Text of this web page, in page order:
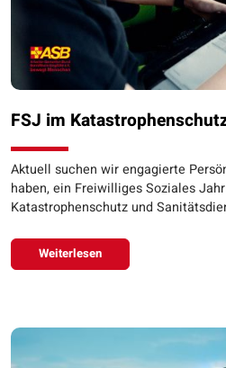
FSJ im
Aktuell suchen wir engagierte
haben, ein Freiwilliges Soziales
Katastrophenschutz und
Weiterlesen